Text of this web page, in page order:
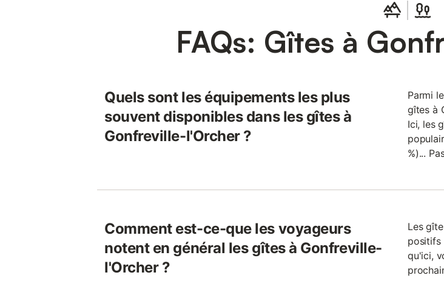
FAQs: Gîtes à
Quels sont les équipements les plus
souvent disponibles dans les gîtes à
Gonfreville-l'Orcher ?
Parmi
gîtes à
Ici, les
%)...
Comment est-ce-que les voyageurs
notent en général les gîtes à Gonfreville-
l'Orcher ?
Les
positifs
qu'ici,